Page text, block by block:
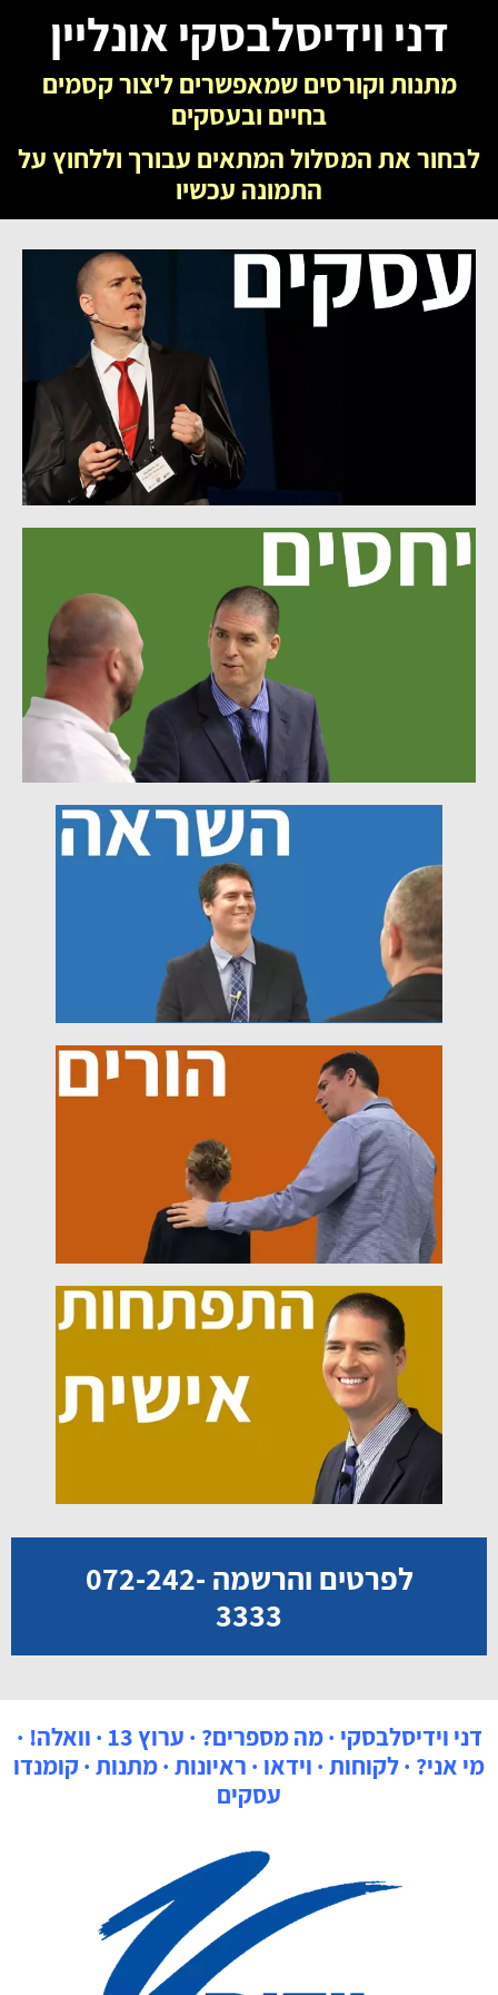
דני וידיסלבסקי אונליין
מתנות וקורסים שמאפשרים ליצור קסמים
בחיים ובעסקים
לבחור את המסלול המתאים עבורך וללחוץ על
התמונה עכשיו
לפרטים והרשמה 072-242-
3333
דני וידיסלבסקי ·מה מספרים? · ערוץ 13 · וואלה! ·
מי אני? ·לקוחות · וידאו · ראיונות ·מתנות ·קומנדו
עסקים